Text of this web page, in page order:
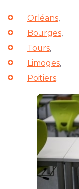
Orléans,
Bourges,
Tours,
Limoges,
Poitiers.